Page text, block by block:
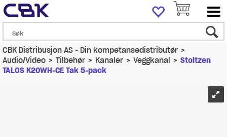
CBK Distribusjon AS - Din kompetansedistributør>
Audio/Video>Tilbehør>Kanaler>Veggkanal >Stoltzen
TALOS K20WH-CE Tak 5-pack